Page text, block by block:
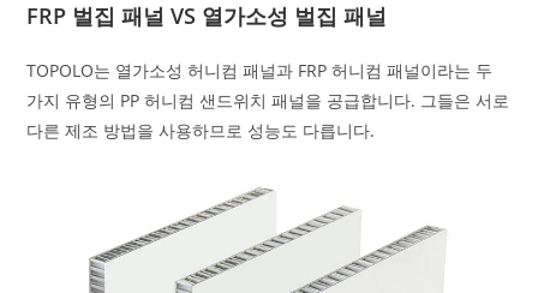
FRP 벌집 패널 VS 열가소성 벌집 패널
TOPOLO는 열가소성 허니컴 패널과 FRP 허니컴 패널이라는 두
가지 유형의 PP 허니컴 샌드위치 패널을 공급합니다. 그들은 서로
다른 제조 방법을 사용하므로 성능도 다릅니다.